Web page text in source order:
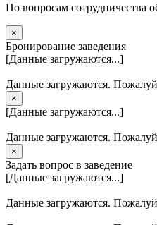
По вопросам сотрудничества
×
Бронирование заведения
[Данные загружаются...]
Данные загружаются.
×
[Данные загружаются...]
Данные загружаются.
×
Задать вопрос в заведение
[Данные загружаются...]
Данные загружаются.